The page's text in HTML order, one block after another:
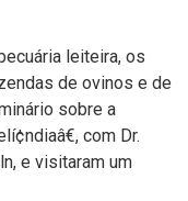
leiteira, os
de ovinos e de
sobre a
com Dr.
e visitaram um